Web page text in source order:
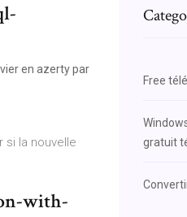
en azerty par
si la nouvelle
with-
Free
gratuit